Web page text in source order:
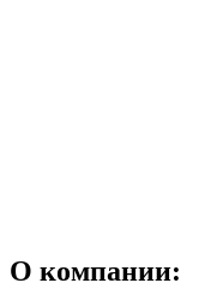
О компании: